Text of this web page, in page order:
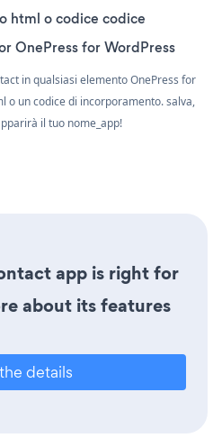
html o codice codice
OnePress for WordPress
in qualsiasi elemento OnePress for
o un codice di incorporamento. salva,
il tuo nome_app!
app is right for
about its features
details